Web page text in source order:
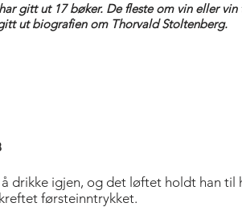
gitt ut 17 bøker. De fleste om vin eller
ut biografien om Thorvald Stoltenberg.
drikke igjen, og det løftet holdt han til
førsteinntrykket.